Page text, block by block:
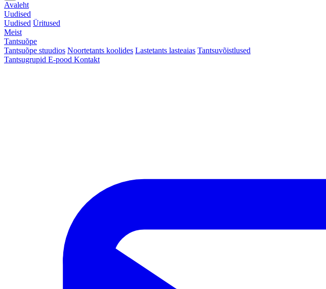
Avaleht
Uudised
Uudised Üritused
Meist
Tantsuõpe
Tantsuõpe stuudios Noortetants koolides Lastetants lasteaias Tantsuvõistlused
Tantsugrupid E-pood Kontakt